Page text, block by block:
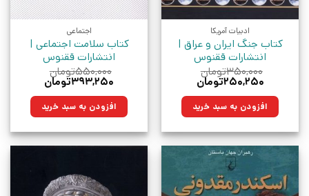
ادبیات آمریکا
کتاب جنگ ایران و عراق |
انتشارات ققنوس
۳۵۰,۰۰۰تومان
قیمت
۳۵۰,۰۰۰تومان
بود.
۲۵۰,۲۵۰تومان
۲۵۰,۲۵۰تومان.افزودن به سبد خرید
اجتماعی
کتاب سلامت اجتماعی |
انتشارات ققنوس
۵۵۰,۰۰۰تومان
قیمت
۵۵۰,۰۰۰تومان
بود.
۳۹۳,۲۵۰تومان
۳۹۳,۲۵۰تومان.افزودن به سبد خرید